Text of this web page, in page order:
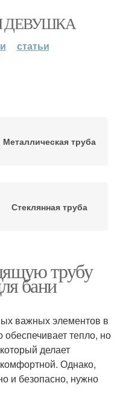
ДЕВУШКА
статьи
Металлическая труба
Стеклянная труба
трубу
бани
важных элементов в
обеспечивает тепло, но
делает
Однако,
и безопасно, нужно